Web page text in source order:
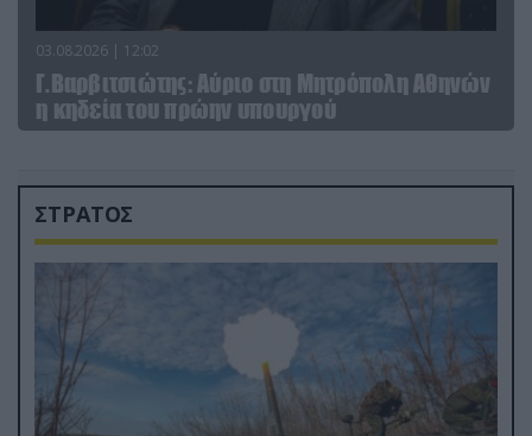
03.08.2026 | 12:02
Γ.Βαρβιτσιώτης: Aύριο στη Μητρόπολη Αθηνών
η κηδεία του πρώην υπουργού
ΣΤΡΑΤΟΣ